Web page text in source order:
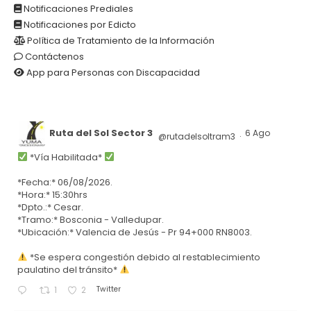
Notificaciones Prediales
Notificaciones por Edicto
Política de Tratamiento de la Información
Contáctenos
App para Personas con Discapacidad
Ruta del Sol Sector 3 @rutadelsoltram3 · 6 Ago
*Vía Habilitada*
*Fecha:* 06/08/2026.
*Hora:* 15:30hrs
*Dpto.:* Cesar.
*Tramo:* Bosconia - Valledupar.
*Ubicación:* Valencia de Jesús - Pr 94+000 RN8003.
*Se espera congestión debido al restablecimiento
paulatino del tránsito*
1 2 Twitter